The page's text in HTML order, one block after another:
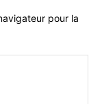
pour la